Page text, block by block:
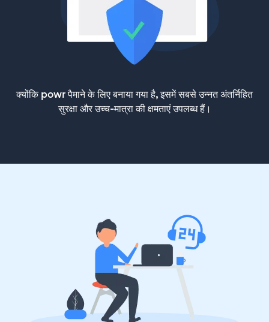
क्योंकि powr पैमाने के लिए बनाया गया है, इसमें सबसे उन्नत अंतर्निहित
सुरक्षा और उच्च-मात्रा की क्षमताएं उपलब्ध हैं।